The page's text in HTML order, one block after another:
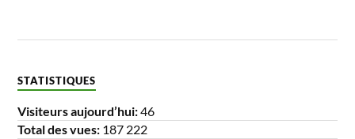
STATISTIQUES
Visiteurs aujourd’hui:46
Total des vues: 187 222